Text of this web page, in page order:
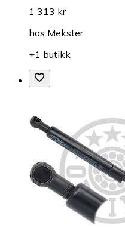
1 313 kr
hos Mekster
+1 butikk